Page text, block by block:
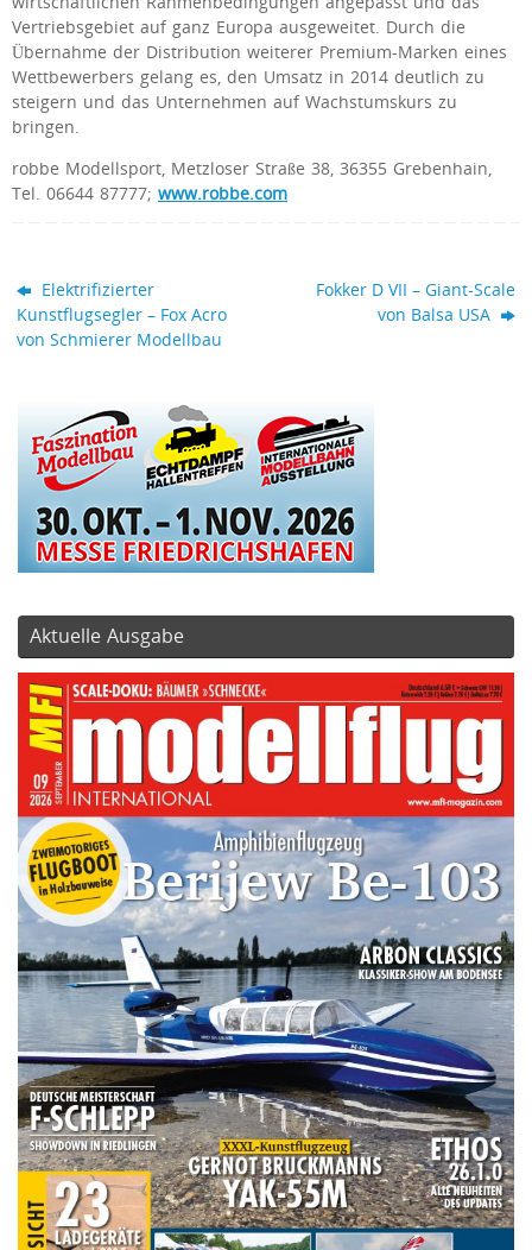
Vertriebsgebiet auf ganz Europa ausgeweitet. Durch die
Übernahme der Distribution weiterer Premium-Marken eines
Wettbewerbers gelang es, den Umsatz in 2014 deutlich zu
steigern und das Unternehmen auf Wachstumskurs zu
bringen.
robbe Modellsport, Metzloser Straße 38, 36355 Grebenhain,
Tel. 06644 87777; www.robbe.com
Elektrifizierter
Kunstflugsegler – Fox Acro
von Schmierer Modellbau
Fokker D VII – Giant-Scale
von Balsa USA
Aktuelle Ausgabe